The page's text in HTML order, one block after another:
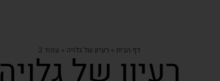
דף הבית » רעיון של גלויה » עמוד 2
רעיון של גלויה